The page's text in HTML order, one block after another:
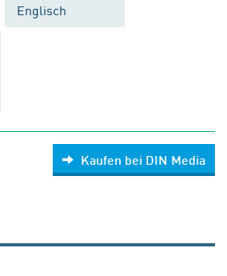
Englisch
Kaufen bei DIN Media